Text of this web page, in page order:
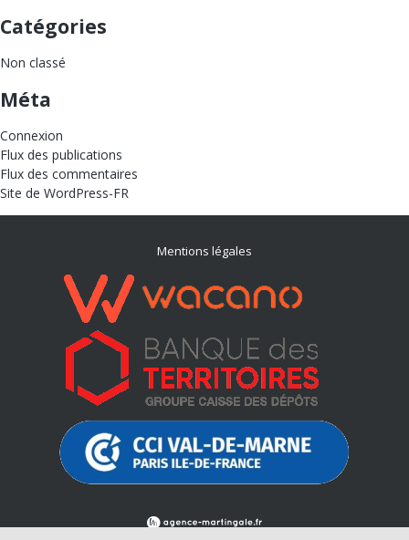
Catégories
Non classé
Méta
Connexion
Flux des publications
Flux des commentaires
Site de WordPress-FR
Mentions légales